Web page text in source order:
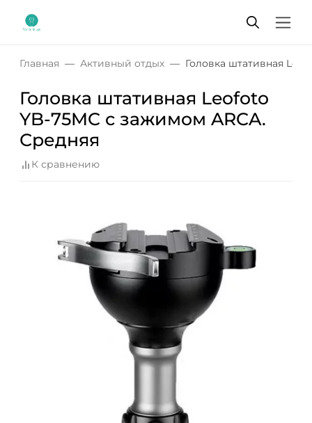
Главная Активный отдых Головка штативная
Головка штативная Leofoto
YB-75MC с зажимом ARCA.
Средняя
К сравнению